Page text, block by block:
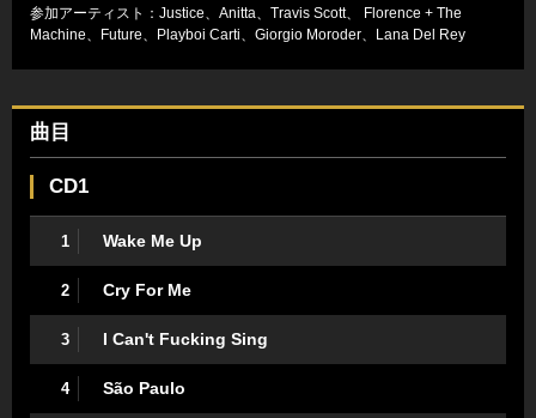
参加アーティスト：Justice、Anitta、Travis Scott、 Florence + The
Machine、Future、Playboi Carti、Giorgio Moroder、Lana Del Rey
曲目
CD1
1 Wake Me Up
2 Cry For Me
3 I Can't Fucking Sing
4 São Paulo